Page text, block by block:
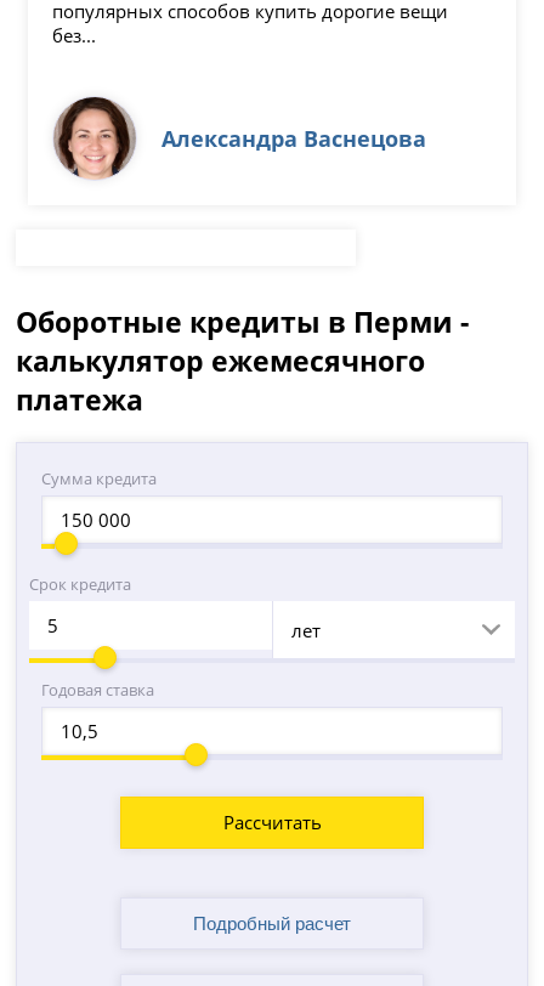
популярных способов купить дорогие вещи
без...
Александра Васнецова
Оборотные кредиты в Перми -
калькулятор ежемесячного
платежа
Сумма кредита
Срок кредита
лет
Годовая ставка
Рассчитать